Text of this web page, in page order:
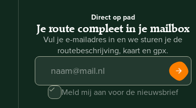
Direct op pad
Je route compleet in je mailbox
Vul je e-mailadres in en we sturen je de
routebeschrijving, kaart en gpx.
Meld mij aan voor de nieuwsbrief